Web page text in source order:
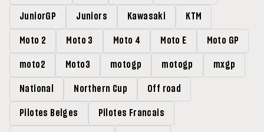
JuniorGP Juniors Kawasaki KTM
Moto 2 Moto 3 Moto 4 Moto E Moto GP
moto2 Moto3 motogp motogp mxgp
National Northern Cup Off road
Pilotes Belges Pilotes Francais